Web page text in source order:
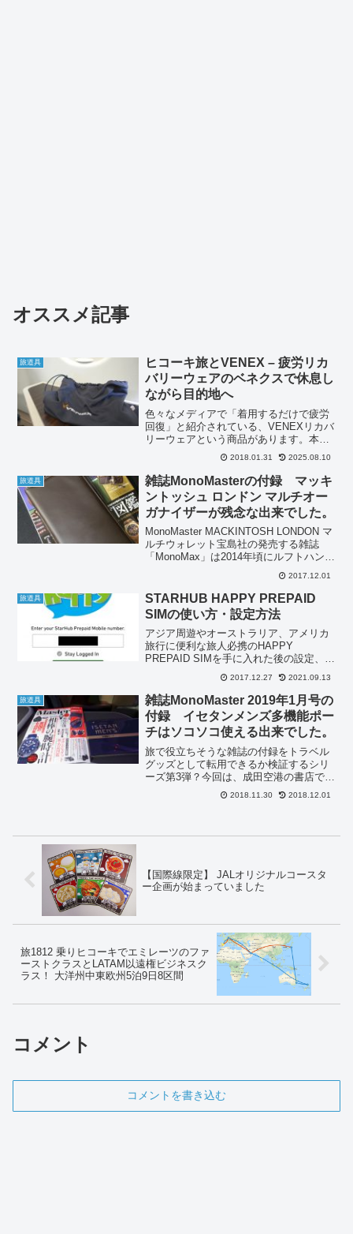
オススメ記事
旅道具
ヒコーキ旅とVENEX – 疲労リカ
バリーウェアのベネクスで休息し
ながら目的地へ
色々なメディアで「着用するだけで疲労
回復」と紹介されている、VENEXリカバ
リーウェアという商品があります。本当
に紹介通りの効果なら、エコノミークラ
スの長時間のフライトでも到着するまで
に疲れるのではなくて、むしろ気力体力
が満充電の状態で現地...
2018.01.31 2025.08.10
旅道具
雑誌MonoMasterの付録 マッキ
ントッシュ ロンドン マルチオー
ガナイザーが残念な出来でした。
MonoMaster MACKINTOSH LONDON マ
ルチウォレット宝島社の発売する雑誌
「MonoMax」は2014年頃にルフトハンザ
とコラボしたトラベルケースを付録でつ
けていました。その時は買い逃したた
め、トラベルケースやトラベルウ...
2017.12.01
旅道具
STARHUB HAPPY PREPAID
SIMの使い方・設定方法
アジア周遊やオーストラリア、アメリカ
旅行に便利な旅人必携のHAPPY
PREPAID SIMを手に入れた後の設定、運
用、定額データの設定・利用方法を解説
します。StarhubのHAPPY PREPAID
SIMを活用するには、Starhub...
2017.12.27 2021.09.13
旅道具
雑誌MonoMaster 2019年1月号の
付録 イセタンメンズ多機能ポー
チはソコソコ使える出来でした。
旅で役立ちそうな雑誌の付録をトラベル
グッズとして転用できるか検証するシリ
ーズ第3弾？今回は、成田空港の書店で発
見した雑誌Monomaster2019年1月号（免
税価格の907円で買えました）の付録を検
2018.11.30 2018.12.01
【国際線限定】 JALオリジナルコースタ
ー企画が始まっていました
旅1812 乗りヒコーキでエミレーツのファ
ーストクラスとLATAM以遠権ビジネスク
ラス！ 大洋州中東欧州5泊9日8区間
コメント
コメントを書き込む